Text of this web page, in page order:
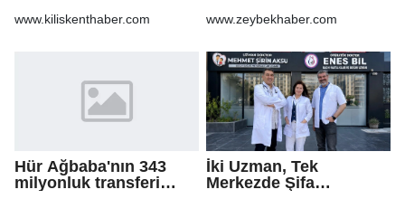
www.kiliskenthaber.com www.zeybekhaber.com
Hür Ağbaba'nın 343
milyonluk transferi
İki Uzman, Tek
Merkezde Şifa